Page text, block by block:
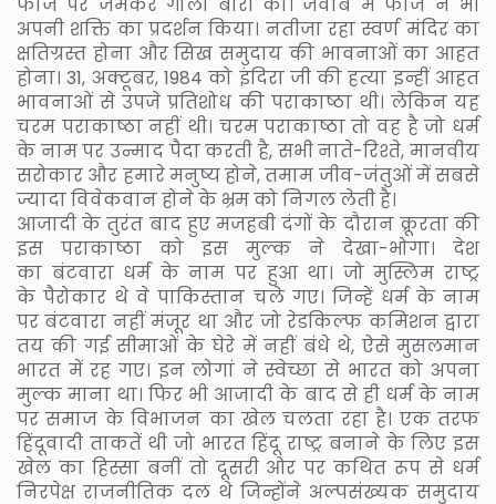
अपनी शक्ति का प्रदर्शन किया। नतीजा रहा स्वर्ण मंदिर का
क्षतिग्रस्त होना और सिख समुदाय की भावनाओं का आहत
होना। 31, अक्टूबर, 1984 को इंदिरा जी की हत्या इन्हीं आहत
भावनाओं से उपजे प्रतिशोध की पराकाष्ठा थी। लेकिन यह
चरम पराकाष्ठा नहीं थी। चरम पराकाष्ठा तो वह है जो धर्म
के नाम पर उन्माद पैदा करती है, सभी नाते-रिश्ते, मानवीय
सरोकार और हमारे मनुष्य होने, तमाम जीव-जंतुओं में सबसे
ज्यादा विवेकवान होने के भ्रम को निगल लेती है।
आजादी के तुरंत बाद हुए मजहबी दंगों के दौरान क्रूरता की
इस पराकाष्ठा को इस मुल्क ने देखा-भोगा। देश
का बंटवारा धर्म के नाम पर हुआ था। जो मुस्लिम राष्ट्र
के पैरोकार थे वे पाकिस्तान चले गए। जिन्हें धर्म के नाम
पर बंटवारा नहीं मंजूर था और जो रेडकिल्फ कमिशन द्वारा
तय की गई सीमाओं के घेरे में नहीं बंधे थे, ऐसे मुसलमान
भारत में रह गए। इन लोगां ने स्वेच्छा से भारत को अपना
मुल्क माना था। फिर भी आजादी के बाद से ही धर्म के नाम
पर समाज के विभाजन का खेल चलता रहा है। एक तरफ
हिंदूवादी ताकतें थी जो भारत हिंदू राष्ट्र बनाने के लिए इस
खेल का हिस्सा बनीं तो दूसरी ओर पर कथित रूप से धर्म
निरपेक्ष राजनीतिक दल थे जिन्होंने अल्पसंख्यक समुदाय